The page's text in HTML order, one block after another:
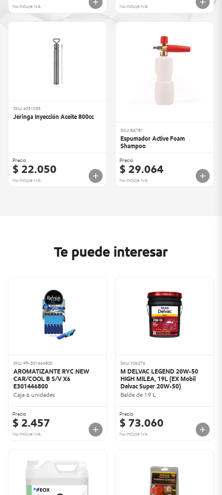
No incluye IVA No incluye IVA
SKU: 6051035
Jeringa Inyección Aceite 800cc
Precio
$ 22.050
No incluye IVA
SKU: EA781
Espumador Active Foam
Shampoo
Precio
$ 29.064
No incluye IVA
Te puede interesar
SKU: PP-301446800
AROMATIZANTE RYC NEW
CAR/COOL B S/V X6
E301446800
Caja 6 unidades
Precio
$ 2.457
No incluye IVA
SKU: 106276
M DELVAC LEGEND 20W-50
HIGH MILEA, 19L (EX Mobil
Delvac Super 20W-50)
Balde de 19 L
Precio
$ 73.060
No incluye IVA